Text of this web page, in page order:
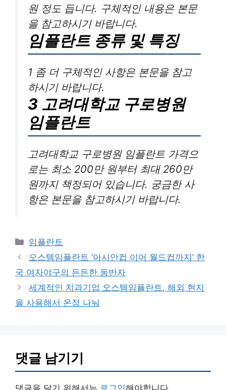
원 정도 듭니다. 구체적인 내용은 본문
을 참고하시기 바랍니다.
임플란트 종류 및 특징
1 좀 더 구체적인 사항은 본문을 참고
하시기 바랍니다.
3 고려대학교 구로병원
임플란트
고려대학교 구로병원 임플란트 가격으
로는 최소 200만 원부터 최대 260만
원까지 책정되어 있습니다. 궁금한 사
항은 본문을 참고하시기 바랍니다.
카
테
리
임플란트
오스템임플란트 ‘아시안컵 이어 월드컵까지’ 한
국 여자야구의 든든한 동반자
세계적인 치과기업 오스템임플란트, 해외 현지
을 사용해서 온정 나눠
댓글 남기기
댓글을 달기 위해서는 로그인해야합니다.